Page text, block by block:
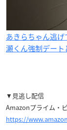
あきらちゃん逃
瀬くん強制デー
▼見逃し配信
Amazonプライム・
https://